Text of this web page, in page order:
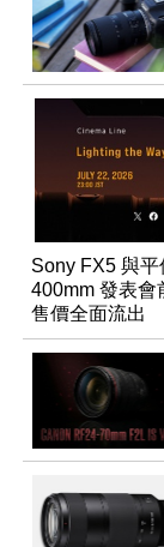
Sony FX5 與
400mm 發表會
售價全面流出